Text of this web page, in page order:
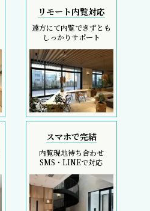
リモート内覧対応
遠方にて内覧できずとも
しっかりサポート
スマホで完結
内覧現地待ち合わせ
SMS・LINEで対応